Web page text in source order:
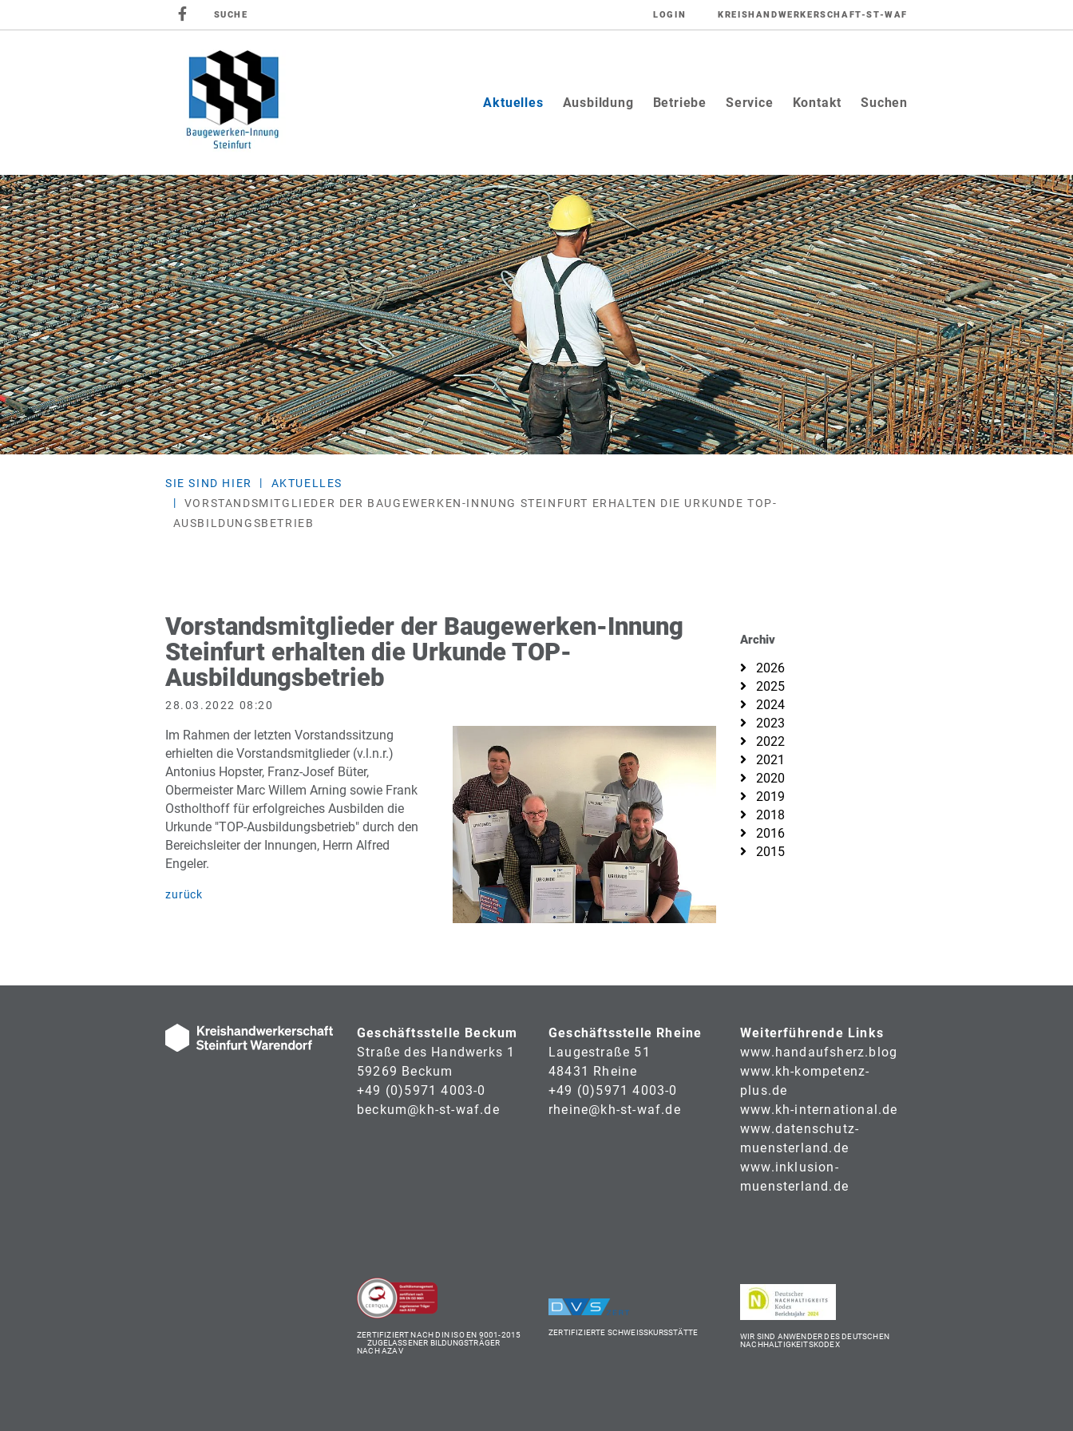
SUCHE LOGIN KREISHANDWERKERSCHAFT-ST-WAF
Aktuelles(current)
Ausbildung Betriebe Service Kontakt Suchen
SIE SIND HIER
AKTUELLES
VORSTANDSMITGLIEDER DER BAUGEWERKEN-INNUNG STEINFURT ERHALTEN DIE URKUNDE TOP-
AUSBILDUNGSBETRIEB
Vorstandsmitglieder der Baugewerken-Innung
Steinfurt erhalten die Urkunde TOP-
Ausbildungsbetrieb
28.03.2022 08:20
Im Rahmen der letzten Vorstandssitzung
erhielten die Vorstandsmitglieder (v.l.n.r.)
Antonius Hopster, Franz-Josef Büter,
Obermeister Marc Willem Arning sowie Frank
Ostholthoff für erfolgreiches Ausbilden die
Urkunde "TOP-Ausbildungsbetrieb" durch den
Bereichsleiter der Innungen, Herrn Alfred
Engeler.
zurück
Archiv
2026
2025
2024
2023
2022
2021
2020
2019
2018
2016
2015
Geschäftsstelle Beckum
Straße des Handwerks 1
59269 Beckum
+49 (0)5971 4003-0
beckum@kh-st-waf.de
Geschäftsstelle Rheine
Laugestraße 51
48431 Rheine
+49 (0)5971 4003-0
rheine@kh-st-waf.de
Weiterführende Links
www.handaufsherz.blog
www.kh-kompetenz-
plus.de
www.kh-international.de
www.datenschutz-
muensterland.de
www.inklusion-
muensterland.de
ZERTIFIZIERT NACH DIN ISO EN 9001-2015
ZUGELASSENER BILDUNGSTRÄGER
NACH AZAV
ZERTIFIZIERTE SCHWEISSKURSSTÄTTE WIR SIND ANWENDER DES DEUTSCHEN
NACHHALTIGKEITSKODEX